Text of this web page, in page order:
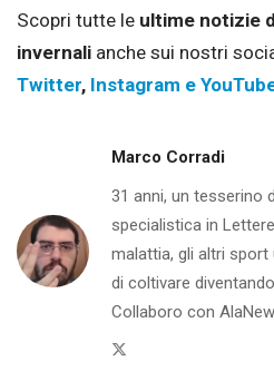
Scopri tutte le ultime notizie
invernali anche sui nostri
Twitter, Instagram e
Marco Corradi
31 anni, un tesserino
specialistica in
malattia, gli altri
di coltivare
Collaboro con